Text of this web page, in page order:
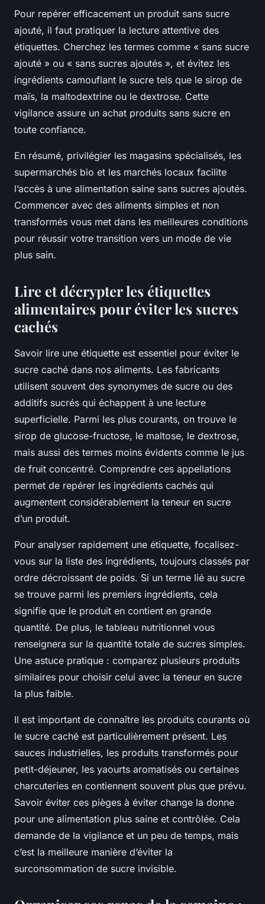
Pour repérer efficacement un produit sans sucre
ajouté, il faut pratiquer la lecture attentive des
étiquettes. Cherchez les termes comme « sans sucre
ajouté » ou « sans sucres ajoutés », et évitez les
ingrédients camouflant le sucre tels que le sirop de
maïs, la maltodextrine ou le dextrose. Cette
vigilance assure un achat produits sans sucre en
toute confiance.
En résumé, privilégier les magasins spécialisés, les
supermarchés bio et les marchés locaux facilite
l’accès à une alimentation saine sans sucres ajoutés.
Commencer avec des aliments simples et non
transformés vous met dans les meilleures conditions
pour réussir votre transition vers un mode de vie
plus sain.
Lire et décrypter les étiquettes
alimentaires pour éviter les sucres
cachés
Savoir lire une étiquette est essentiel pour éviter le
sucre caché dans nos aliments. Les fabricants
utilisent souvent des synonymes de sucre ou des
additifs sucrés qui échappent à une lecture
superficielle. Parmi les plus courants, on trouve le
sirop de glucose-fructose, le maltose, le dextrose,
mais aussi des termes moins évidents comme le jus
de fruit concentré. Comprendre ces appellations
permet de repérer les ingrédients cachés qui
augmentent considérablement la teneur en sucre
d’un produit.
Pour analyser rapidement une étiquette, focalisez-
vous sur la liste des ingrédients, toujours classés par
ordre décroissant de poids. Si un terme lié au sucre
se trouve parmi les premiers ingrédients, cela
signifie que le produit en contient en grande
quantité. De plus, le tableau nutritionnel vous
renseignera sur la quantité totale de sucres simples.
Une astuce pratique : comparez plusieurs produits
similaires pour choisir celui avec la teneur en sucre
la plus faible.
Il est important de connaître les produits courants où
le sucre caché est particulièrement présent. Les
sauces industrielles, les produits transformés pour
petit-déjeuner, les yaourts aromatisés ou certaines
charcuteries en contiennent souvent plus que prévu.
Savoir éviter ces pièges à éviter change la donne
pour une alimentation plus saine et contrôlée. Cela
demande de la vigilance et un peu de temps, mais
c’est la meilleure manière d’éviter la
surconsommation de sucre invisible.